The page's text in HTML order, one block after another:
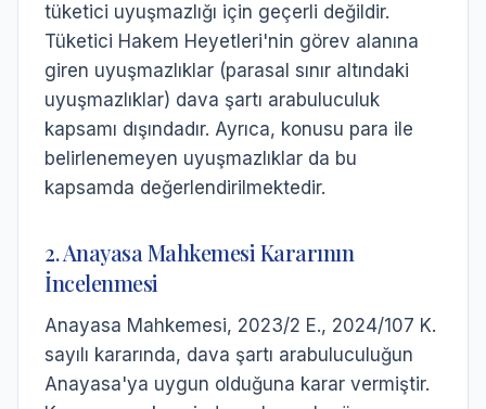
tüketici uyuşmazlığı için geçerli değildir.
Tüketici Hakem Heyetleri'nin görev alanına
giren uyuşmazlıklar (parasal sınır altındaki
uyuşmazlıklar) dava şartı arabuluculuk
kapsamı dışındadır. Ayrıca, konusu para ile
belirlenemeyen uyuşmazlıklar da bu
kapsamda değerlendirilmektedir.
2. Anayasa Mahkemesi Kararının
İncelenmesi
Anayasa Mahkemesi, 2023/2 E., 2024/107 K.
sayılı kararında, dava şartı arabuluculuğun
Anayasa'ya uygun olduğuna karar vermiştir.